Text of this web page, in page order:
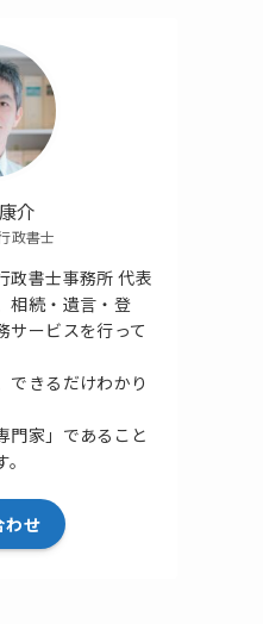
介
政書士
政書士事務所 代表
相続・遺言・登
サービスを行って
できるだけわかり
門家」であること
わせ